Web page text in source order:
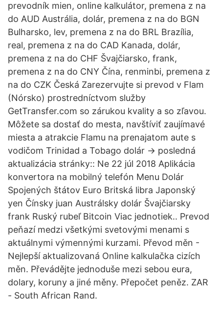
prevodník mien, online kalkulátor, premena z na
do AUD Austrália, dolár, premena z na do BGN
Bulharsko, lev, premena z na do BRL Brazília,
real, premena z na do CAD Kanada, dolár,
premena z na do CHF Švajčiarsko, frank,
premena z na do CNY Čína, renminbi, premena z
na do CZK Česká Zarezervujte si prevod v Flam
(Nórsko) prostredníctvom služby
GetTransfer.com so zárukou kvality a so zľavou.
Môžete sa dostať do mesta, navštíviť zaujímavé
miesta a atrakcie Flamu na prenajatom aute s
vodičom Trinidad a Tobago dolár → posledná
aktualizácia stránky:: Ne 22 júl 2018 Aplikácia
konvertora na mobilný telefón Menu Dolár
Spojených štátov Euro Britská libra Japonský
yen Čínsky juan Austrálsky dolár Švajčiarsky
frank Ruský rubeľ Bitcoin Viac jednotiek.. Prevod
peňazí medzi všetkými svetovými menami s
aktuálnymi výmennými kurzami. Převod měn -
Nejlepší aktualizovaná Online kalkulačka cizích
měn. Převádějte jednoduše mezi sebou eura,
dolary, koruny a jiné měny. Přepočet peněz. ZAR
- South African Rand.